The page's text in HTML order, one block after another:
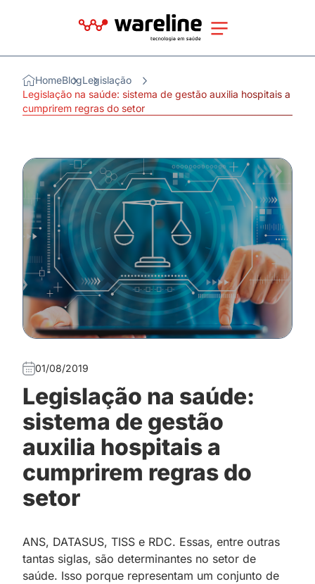
HomeBlogLegislação
Legislação na saúde: sistema de gestão auxilia hospitais a
cumprirem regras do setor
01/08/2019
Legislação na saúde:
sistema de gestão
auxilia hospitais a
cumprirem regras do
setor
ANS, DATASUS, TISS e RDC. Essas, entre outras
tantas siglas, são determinantes no setor de
saúde. Isso porque representam um conjunto de